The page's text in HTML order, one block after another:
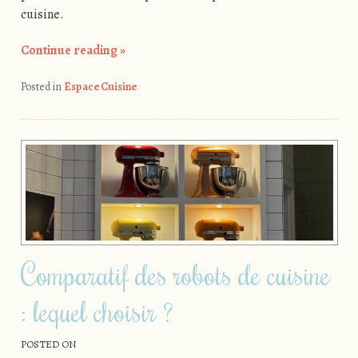
cuisine.
Continue reading»
Posted in Espace Cuisine
Comparatif des robots de cuisine
: lequel choisir ?
POSTED ON